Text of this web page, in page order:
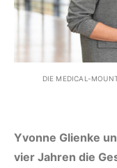
DIE MEDICAL-
Yvonne Glienke
vier Jahren die